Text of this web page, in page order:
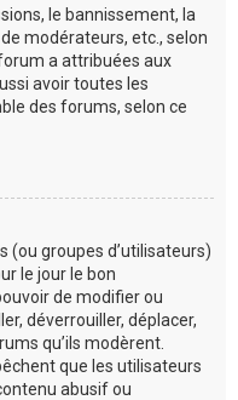
le bannissement, la
modérateurs, etc., selon
a attribuées aux
avoir toutes les
des forums, selon ce
(ou groupes d’utilisateurs)
le jour le bon
de modifier ou
déverrouiller, déplacer,
qu’ils modèrent.
que les utilisateurs
abusif ou